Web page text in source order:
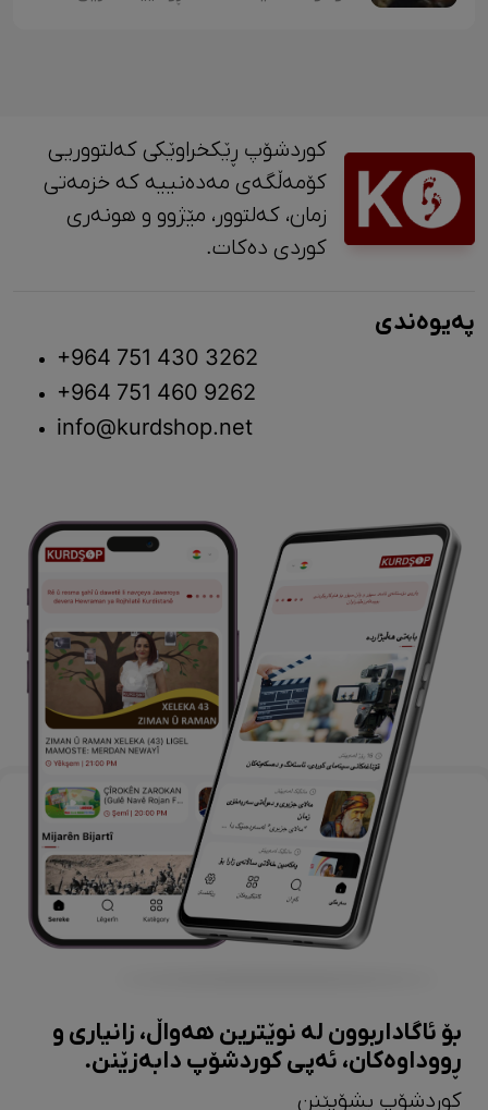
کوردشۆپ ڕێکخراوێکی کەلتووریی
کۆمەڵگەی مەدەنییە کە خزمەتی
زمان، کەلتوور، مێژوو و ‎هونەری
کوردی دەکات.
پەیوەندی
+964 751 430 3262
+964 751 460 9262
info@kurdshop.net
بۆ ئاگاداربوون لە نوێترین هەواڵ، زانیاری و
ڕووداوەکان، ئەپی کوردشۆپ دابەزێنن.
کوردشۆپ بشۆپێنن